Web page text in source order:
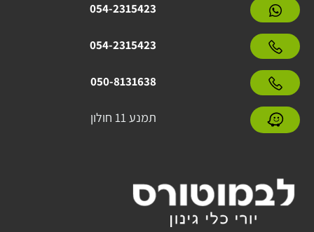
054-2315423
054-2315423
050-8131638
תמנע 11 חולון